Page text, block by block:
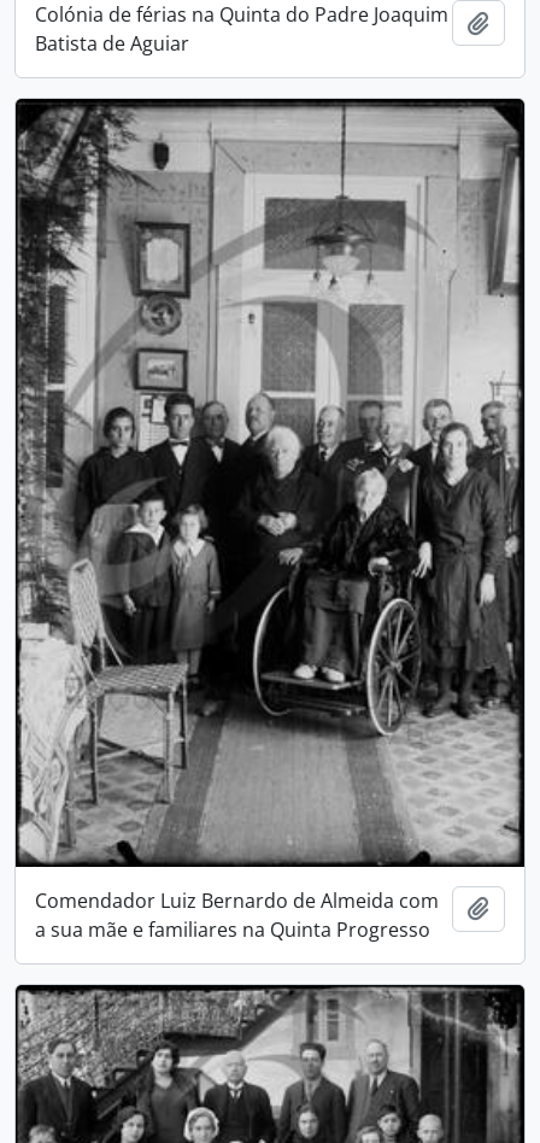
Colónia de férias na Quinta do Padre Joaquim
Batista de Aguiar
Comendador Luiz Bernardo de Almeida com
a sua mãe e familiares na Quinta Progresso